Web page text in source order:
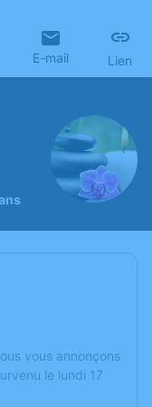
E-mail Lien
vous annonçons
le lundi 17